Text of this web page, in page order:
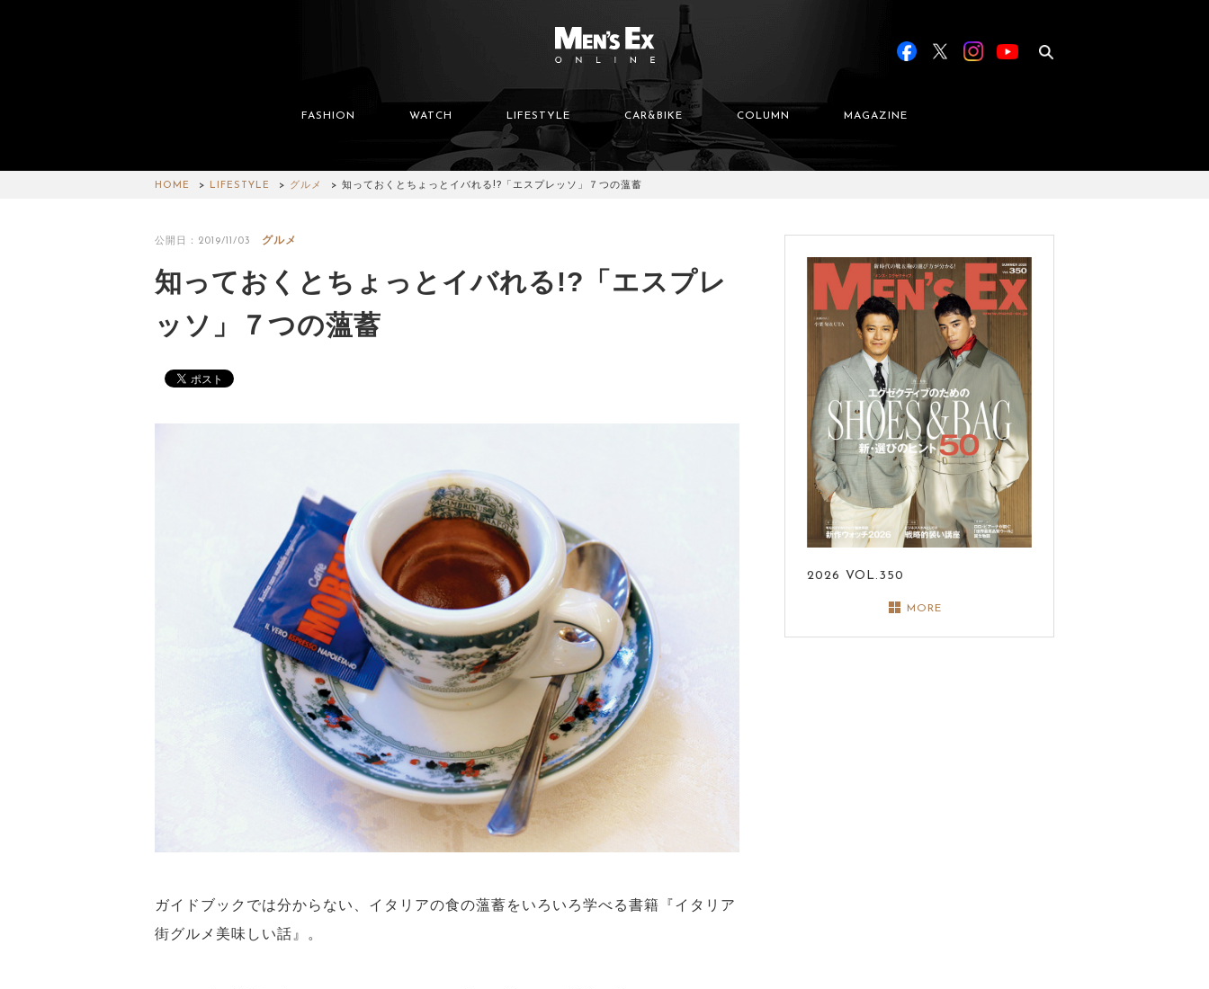
FASHION WATCH LIFESTYLE CAR&BIKE COLUMN MAGAZINE
HOME LIFESTYLE グルメ 知っておくとちょっとイバれる!?「エスプレッソ」７つの薀蓄
公開日：2019/11/03 グルメ
知っておくとちょっとイバれる!?「エスプレ
ッソ」７つの薀蓄
ガイドブックでは分からない、イタリアの食の薀蓄をいろいろ学べる書籍『イタリア
街グルメ美味しい話』。
2026 VOL.350
MORE